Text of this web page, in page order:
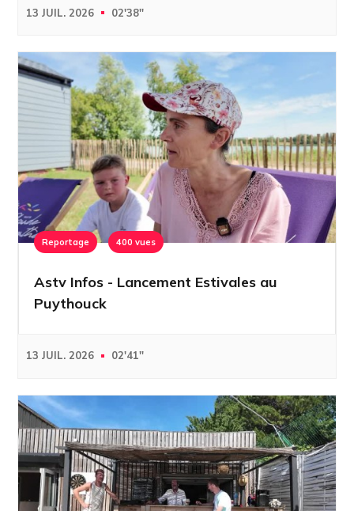
13 JUIL. 2026 02'38''
Reportage 400 vues
Astv Infos - Lancement Estivales au
Puythouck
13 JUIL. 2026 02'41''